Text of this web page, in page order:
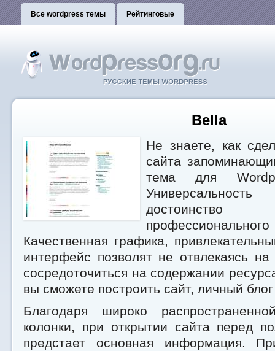
Все wordpress темы Рейтинговые
Bella
Не знаете, как
сайта
тема для
Качественная графика,
интерфейс позволят не отвлекаясь
сосредоточиться на содержании
вы сможете построить сайт, личный
Благодаря широко
колонки, при открытии сайта перед
предстает основная информация.